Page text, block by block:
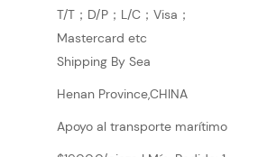
T/T；D/P；L/C；Visa；
Mastercard etc
Shipping By Sea
Henan Province,CHINA
Apoyo al transporte marítimo